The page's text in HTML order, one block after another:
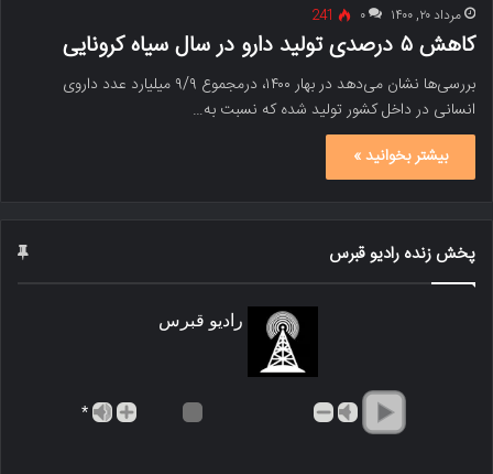
مرداد ۲۰, ۱۴۰۰ ۰ 241
کاهش ۵ درصدی تولید دارو در سال سیاه کرونایی
بررسی‌ها نشان می‌دهد در بهار ۱۴۰۰، درمجموع ۹/۹ میلیارد عدد داروی
انسانی در داخل کشور تولید شده که نسبت‌ به…
بیشتر بخوانید »
پخش زنده رادیو قبرس
رادیو قبرس
*